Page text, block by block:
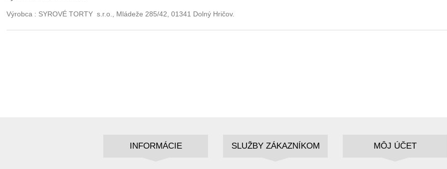
Výrobca : SYROVÉ TORTY s.r.o., Mládeže 285/42, 01341 Dolný Hričov.
INFORMÁCIE SLUŽBY ZÁKAZNÍKOM MÔJ ÚČET